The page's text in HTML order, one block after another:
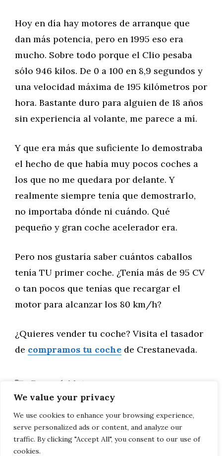
We value your privacy
We use cookies to enhance your browsing experience,
serve personalized ads or content, and analyze our
traffic. By clicking "Accept All", you consent to our use of
cookies.
Hoy en día hay motores de arranque que
dan más potencia, pero en 1995 eso era
mucho. Sobre todo porque el Clio pesaba
sólo 946 kilos. De 0 a 100 en 8,9 segundos y
una velocidad máxima de 195 kilómetros por
hora. Bastante duro para alguien de 18 años
sin experiencia al volante, me parece a mí.
Y que era más que suficiente lo demostraba
el hecho de que había muy pocos coches a
los que no me quedara por delante. Y
realmente siempre tenía que demostrarlo,
no importaba dónde ni cuándo. Qué
pequeño y gran coche acelerador era.
Pero nos gustaría saber cuántos caballos
tenía TU primer coche. ¿Tenía más de 95 CV
o tan pocos que tenías que recargar el
motor para alcanzar los 80 km/h?
¿Quieres vender tu coche? Visita el tasador
de compramos tu coche de Crestanevada.
Categorías
General Motor
CBR facilita el examen teórico. O más
difícil. Puede ser ambas cosas
Gran tipo Bottas recoge su AMG One